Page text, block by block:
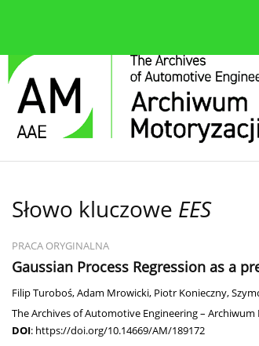
Słowo kluczowe EES
PRACA ORYGINALNA
Gaussian Process Regression as a
Filip Turoboś,Adam Mrowicki, Piotr Konieczny,
The Archives of Automotive Engineering – Archiwum
DOI: https://doi.org/10.14669/AM/189172